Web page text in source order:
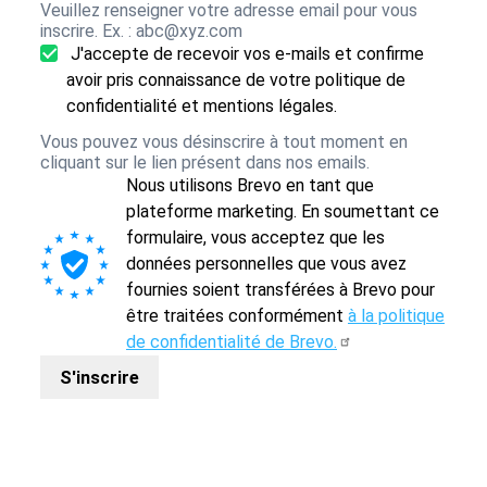
Veuillez renseigner votre adresse email pour vous
inscrire. Ex. : abc@xyz.com
J'accepte de recevoir vos e-mails et confirme
avoir pris connaissance de votre politique de
confidentialité et mentions légales.
Vous pouvez vous désinscrire à tout moment en
cliquant sur le lien présent dans nos emails.
Nous utilisons Brevo en tant que
plateforme marketing. En soumettant ce
formulaire, vous acceptez que les
données personnelles que vous avez
fournies soient transférées à Brevo pour
être traitées conformément à la politique
de confidentialité de Brevo.
S'inscrire